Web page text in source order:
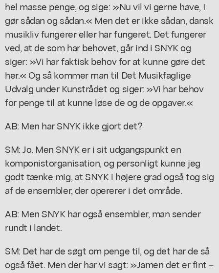
hel masse penge, og sige: »Nu vil vi gerne have, I
gør sådan og sådan.« Men det er ikke sådan, dansk
musikliv fungerer eller har fungeret. Det fungerer
ved, at de som har behovet, går ind i SNYK og
siger: »Vi har faktisk behov for at kunne gøre det
her.« Og så kommer man til Det Musikfaglige
Udvalg under Kunstrådet og siger: »Vi har behov
for penge til at kunne løse de og de opgaver.«
AB: Men har SNYK ikke gjort det?
SM: Jo. Men SNYK er i sit udgangspunkt en
komponistorganisation, og personligt kunne jeg
godt tænke mig, at SNYK i højere grad også tog sig
af de ensembler, der opererer i det område.
AB: Men SNYK har også ensembler, man sender
rundt i landet.
SM: Det har de søgt om penge til, og det har de så
også fået. Men der har vi sagt: »Jamen det er fint –